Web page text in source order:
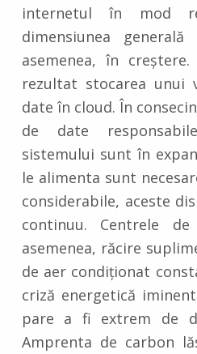
internetul în mod
dimensiunea
asemenea, în
rezultat stocarea unui
date în cloud. În
de date
sistemului sunt în
le alimenta sunt
considerabile, aceste
continuu. Centrele
asemenea, răcire
de aer condiționat
criză energetică
pare a fi extrem de
Amprenta de carbon